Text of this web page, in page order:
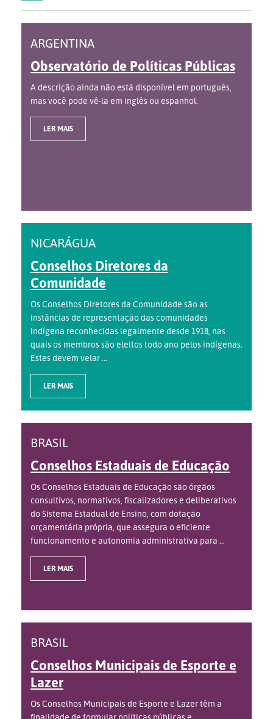
ARGENTINA
Observatório de Políticas Públicas
A descrição ainda não está disponível em português,
mas você pode vê-la em inglês ou espanhol.
LER MAIS
NICARÁGUA
Conselhos Diretores da
Comunidade
Os Conselhos Diretores da Comunidade são as
instâncias de representação das comunidades
indígena reconhecidas legalmente desde 1918, nas
quais os membros são eleitos todo ano pelos indígenas.
Estes devem velar ...
LER MAIS
BRASIL
Conselhos Estaduais de Educação
Os Conselhos Estaduais de Educação são órgãos
consultivos, normativos, fiscalizadores e deliberativos
do Sistema Estadual de Ensino, com dotação
orçamentária própria, que assegura o eficiente
funcionamento e autonomia administrativa para ...
LER MAIS
BRASIL
Conselhos Municipais de Esporte e
Lazer
Os Conselhos Municipais de Esporte e Lazer têm a
finalidade de formular políticas públicas e